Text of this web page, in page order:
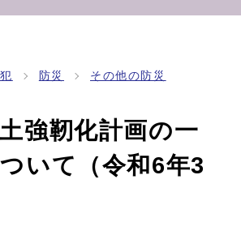
防災 その他の防災
強靭化計画の一
いて（令和6年3